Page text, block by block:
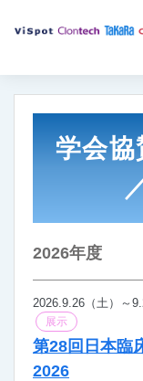
学会協
2026年度
2026.9.26（土）～
展示
第28回日本臨
2026